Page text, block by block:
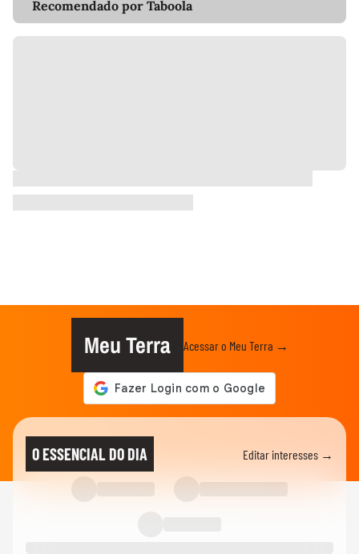
Recomendado por Taboola
Meu Terra Acessar o Meu Terra →
O ESSENCIAL DO DIA Editar interesses →